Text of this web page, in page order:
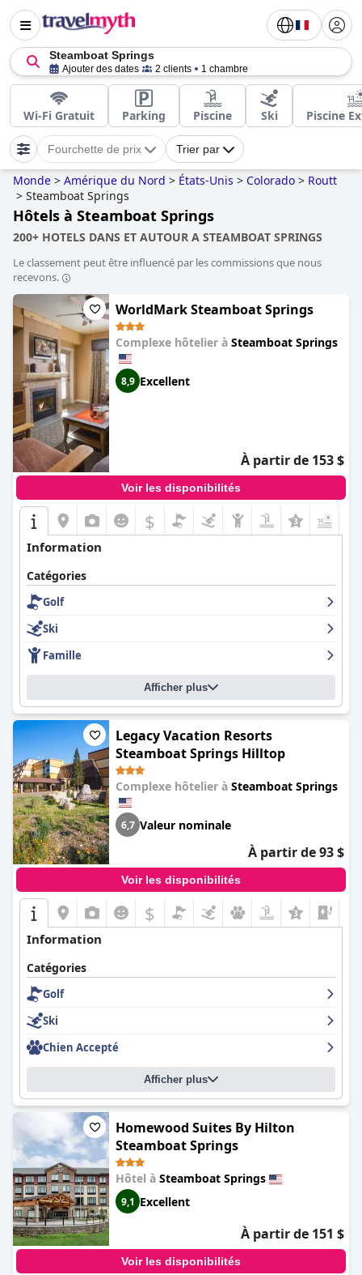
Steamboat Springs
Ajouter des dates 2 clients 1 chambre
Wi-Fi Gratuit Parking Piscine Ski Piscine
Fourchette de prix Trier par
Monde > Amérique du Nord > États-Unis > Colorado > Routt
> Steamboat Springs
Hôtels à Steamboat Springs
200+ HOTELS DANS ET AUTOUR A STEAMBOAT SPRINGS
Le classement peut être influencé par les commissions que nous
recevons.
WorldMark Steamboat Springs
Complexe hôtelier à Steamboat Springs
8,9 Excellent
À partir de 153 $
Voir les disponibilités
$
Information
Catégories
Golf
Ski
Famille
Afficher plus
Legacy Vacation Resorts
Steamboat Springs Hilltop
Complexe hôtelier à Steamboat Springs
6,7 Valeur nominale
À partir de 93 $
Voir les disponibilités
$
Information
Catégories
Golf
Ski
Chien Accepté
Afficher plus
Homewood Suites By Hilton
Steamboat Springs
Hôtel à Steamboat Springs
9,1 Excellent
À partir de 151 $
Voir les disponibilités